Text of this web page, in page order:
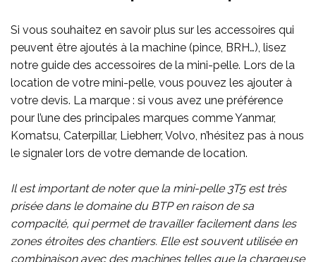
Si vous souhaitez en savoir plus sur les accessoires qui
peuvent être ajoutés à la machine (pince, BRH…), lisez
notre guide des accessoires de la mini-pelle. Lors de la
location de votre mini-pelle, vous pouvez les ajouter à
votre devis. La marque : si vous avez une préférence
pour l’une des principales marques comme Yanmar,
Komatsu, Caterpillar, Liebherr, Volvo, n’hésitez pas à nous
le signaler lors de votre demande de location.
Il est important de noter que la mini-pelle 3T5 est très
prisée dans le domaine du BTP en raison de sa
compacité, qui permet de travailler facilement dans les
zones étroites des chantiers. Elle est souvent utilisée en
combinaison avec des machines telles que la chargeuse